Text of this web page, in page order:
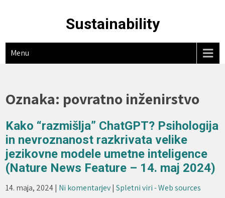
Sustainability
Menu
Oznaka: povratno inženirstvo
Kako “razmišlja” ChatGPT? Psihologija
in nevroznanost razkrivata velike
jezikovne modele umetne inteligence
(Nature News Feature – 14. maj 2024)
14. maja, 2024| Ni komentarjev|Spletni viri - Web sources